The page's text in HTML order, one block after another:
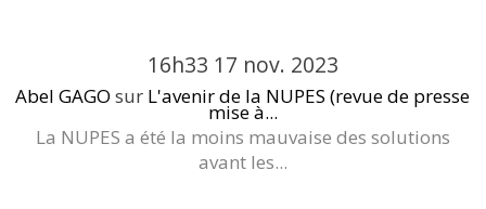
16h33 17 nov. 2023
Abel GAGO sur L'avenir de la NUPES (revue de presse
mise à...
La NUPES a été la moins mauvaise des solutions
avant les...